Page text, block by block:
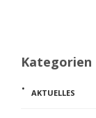
Kategorien
AKTUELLES